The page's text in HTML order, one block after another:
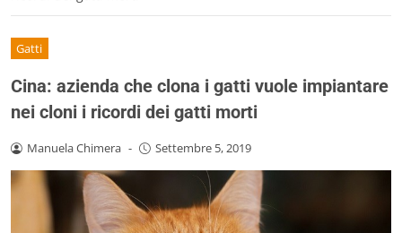
Gatti
Cina: azienda che clona i gatti vuole impiantare
nei cloni i ricordi dei gatti morti
Manuela Chimera - Settembre 5, 2019